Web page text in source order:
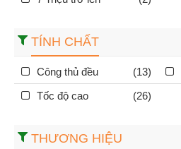
TÍNH CHẤT
Công thủ đều (13)
Tốc độ cao
(26)
THƯƠNG HIỆU